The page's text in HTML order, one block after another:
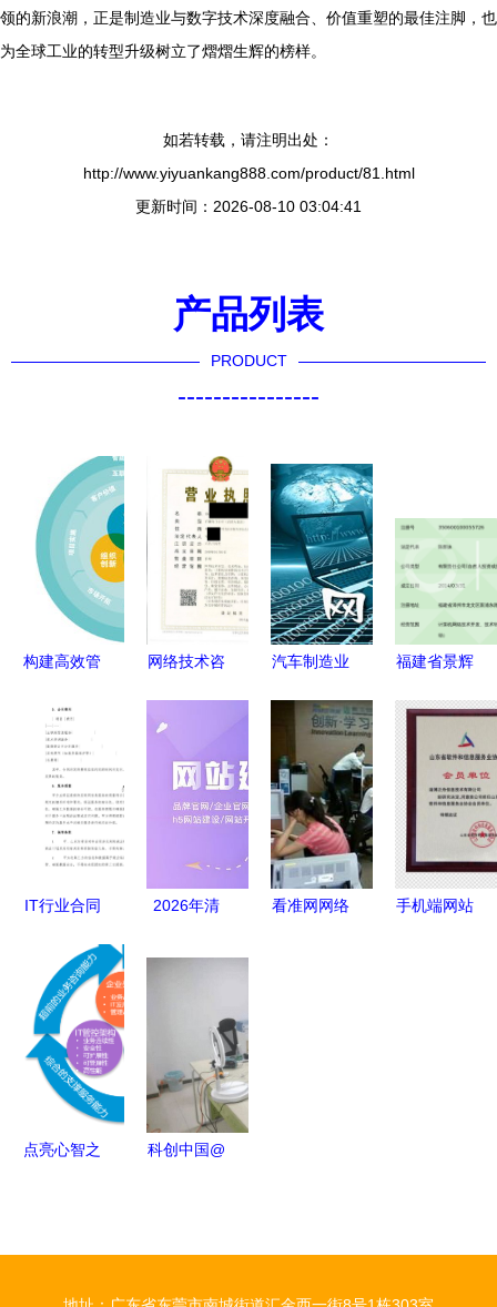
领的新浪潮，正是制造业与数字技术深度融合、价值重塑的最佳注脚，也
为全球工业的转型升级树立了熠熠生辉的榜样。
如若转载，请注明出处：
http://www.yiyuankang888.com/product/81.html
更新时间：2026-08-10 03:04:41
产品列表
PRODUCT
----------------
构建高效管
国信网网络
技术咨询服
务实践
网络技术咨
40080O2718
与郑州锦利
网络科技的
专业实践
汽车制造业
网网络营销
好-网站营
销
福建省景辉
打造专业网
络技术咨询
服务体系
IT行业合同
络
INTERNET
信息服务合
同
2026年清
TOP10案
例与网络技
术咨询服务
指南
看准网网络
手机端网站
点亮心智之
科创中国@